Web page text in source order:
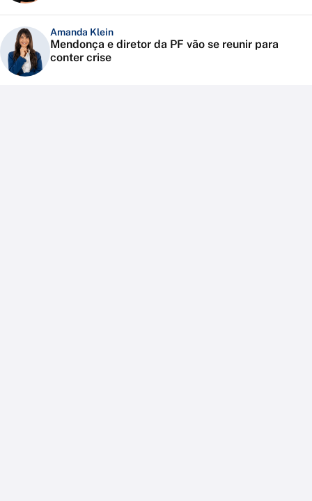
Amanda Klein
Mendonça e diretor da PF vão se reunir para
conter crise